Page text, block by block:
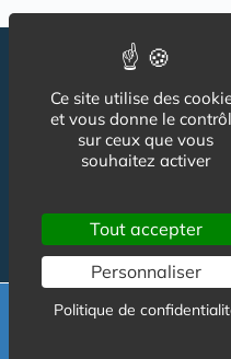
Suivez-nous
Contact
Demande de
gratuit et
Ce site utilise des
et vous donne le
sur ceux que vous
souhaitez activer
Tout accepter
Personnaliser
Politique de